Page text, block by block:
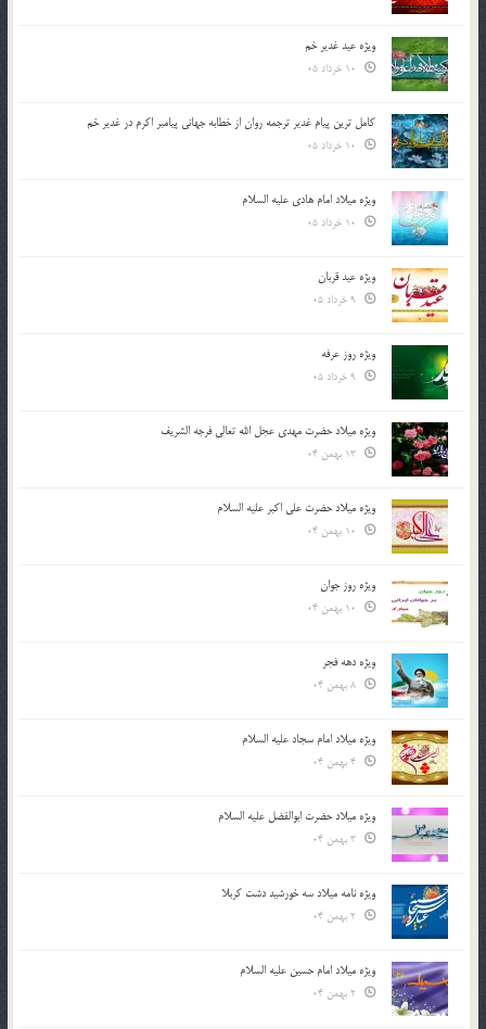
ویژه عید غدیر خم
کامل ترین پیام غدیر ترجمه روان از خطابه جهانی پیامبر اکرم در غدیر خم
ویژه میلاد امام هادی علیه السلام
ویژه عید قربان
ویژه روز عرفه
ویژه میلاد حضرت مهدی عجل الله تعالی فرجه الشريف
ویژه میلاد حضرت علی اکبر علیه السلام
ویژه روز جوان
ویژه دهه فجر
ویژه میلاد امام سجاد علیه السلام
ویژه میلاد حضرت ابوالفضل علیه السلام
ویژه نامه میلاد سه خورشید دشت کربلا
ویژه میلاد امام حسین علیه السلام